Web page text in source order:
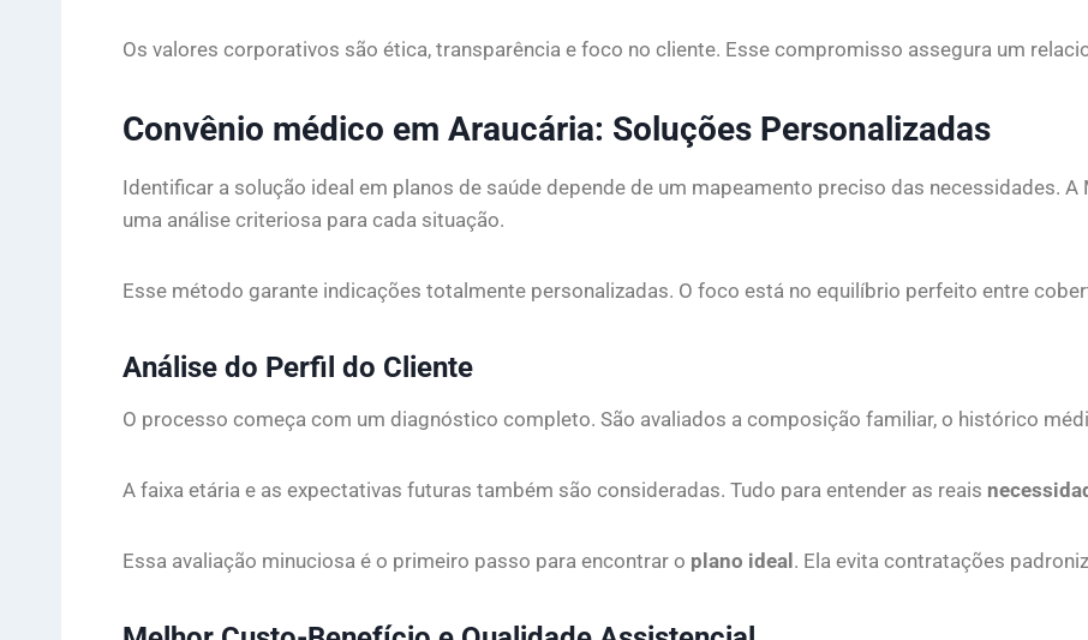
Os valores corporativos são ética, transparência e foco no cliente. Esse compromisso assegura um
Convênio médico em Araucária: Soluções Personalizadas
Identificar a solução ideal em planos de saúde depende de um mapeamento preciso das necessidades.
uma análise criteriosa para cada situação.
Esse método garante indicações totalmente personalizadas. O foco está no equilíbrio perfeito entre
Análise do Perfil do Cliente
O processo começa com um diagnóstico completo. São avaliados a composição familiar, o histórico
A faixa etária e as expectativas futuras também são consideradas. Tudo para entender as reais
Essa avaliação minuciosa é o primeiro passo para encontrar o plano ideal. Ela evita contratações